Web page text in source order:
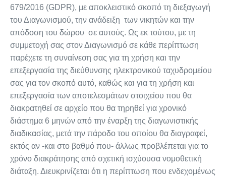
679/2016 (GDPR), με αποκλειστικό σκοπό τη διεξαγωγή
του Διαγωνισμού, την ανάδειξη των νικητών και την
απόδοση του δώρου σε αυτούς. Ως εκ τούτου, με τη
συμμετοχή σας στον Διαγωνισμό σε κάθε περίπτωση
παρέχετε τη συναίνεση σας για τη χρήση και την
επεξεργασία της διεύθυνσης ηλεκτρονικού ταχυδρομείου
σας για τον σκοπό αυτό, καθώς και για τη χρήση και
επεξεργασία των αποτελεσμάτων στοιχείου που θα
διακρατηθεί σε αρχείο που θα τηρηθεί για χρονικό
διάστημα 6 μηνών από την έναρξη της διαγωνιστικής
διαδικασίας, μετά την πάροδο του οποίου θα διαγραφεί,
εκτός αν -και στο βαθμό που- άλλως προβλέπεται για το
χρόνο διακράτησης από σχετική ισχύουσα νομοθετική
διάταξη. Διευκρινίζεται ότι η περίπτωση που ενδεχομένως